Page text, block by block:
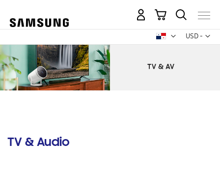
USD -
dólar
Mi carrito
TV & Audio